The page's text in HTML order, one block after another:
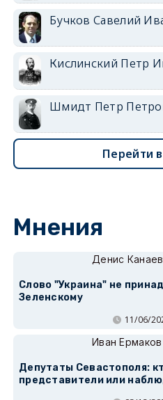
Бучков Савелий
Кислинский Петр
Шмидт Петр
Перейти
Мнения
Денис Канаев
Слово "Украина" не
Зеленскому
11/06/
Иван Ермаков
Депутаты Севастополя:
представители или